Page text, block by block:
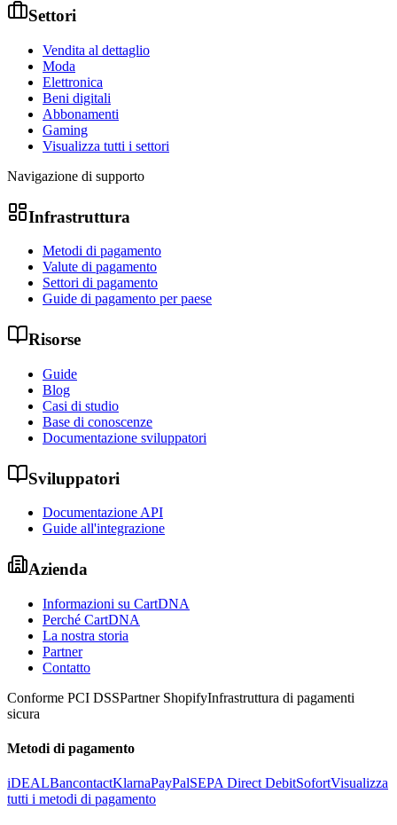
Settori
Vendita al dettaglio
Moda
Elettronica
Beni digitali
Abbonamenti
Gaming
Visualizza tutti i settori
Navigazione di supporto
Infrastruttura
Metodi di pagamento
Valute di pagamento
Settori di pagamento
Guide di pagamento per paese
Risorse
Guide
Blog
Casi di studio
Base di conoscenze
Documentazione sviluppatori
Sviluppatori
Documentazione API
Guide all'integrazione
Azienda
Informazioni su CartDNA
Perché CartDNA
La nostra storia
Partner
Contatto
Conforme PCI DSSPartner ShopifyInfrastruttura di pagamenti
sicura
Metodi di pagamento
iDEALBancontactKlarnaPayPalSEPA Direct DebitSofortVisualizza
tutti i metodi di pagamento